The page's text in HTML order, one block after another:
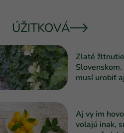
ÚŽITKOVÁ
Zlaté
musí urobiť
Aj vy im
volajú inak,